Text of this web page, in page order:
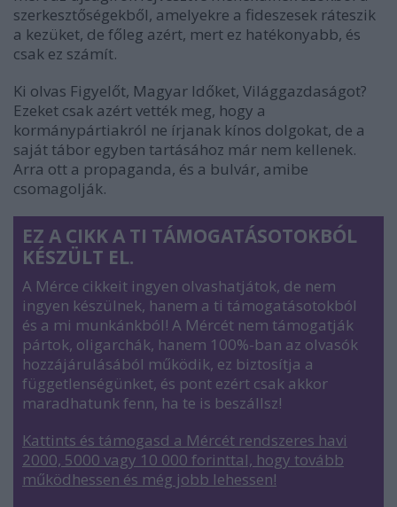
szerkesztőségekből, amelyekre a fideszesek ráteszik
a kezüket, de főleg azért, mert ez hatékonyabb, és
csak ez számít.
Ki olvas Figyelőt, Magyar Időket, Világgazdaságot?
Ezeket csak azért vették meg, hogy a
kormánypártiakról ne írjanak kínos dolgokat, de a
saját tábor egyben tartásához már nem kellenek.
Arra ott a propaganda, és a bulvár, amibe
csomagolják.
EZ A CIKK A TI TÁMOGATÁSOTOKBÓL
KÉSZÜLT EL.
A Mérce cikkeit ingyen olvashatjátok, de nem
ingyen készülnek, hanem a ti támogatásotokból
és a mi munkánkból! A Mércét nem támogatják
pártok, oligarchák, hanem 100%-ban az olvasók
hozzájárulásából működik, ez biztosítja a
függetlenségünket, és pont ezért csak akkor
maradhatunk fenn, ha te is beszállsz!
Kattints és támogasd a Mércét rendszeres havi
2000, 5000 vagy 10 000 forinttal, hogy tovább
működhessen és még jobb lehessen!